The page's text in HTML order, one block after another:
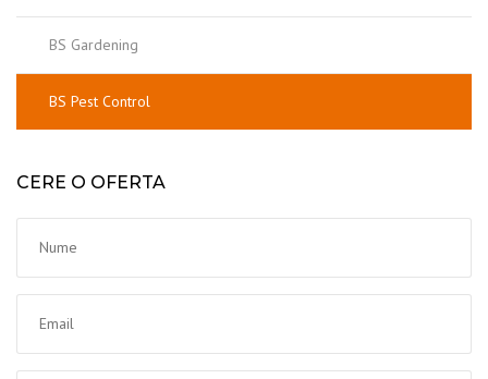
BS Gardening
BS Pest Control
CERE O OFERTA